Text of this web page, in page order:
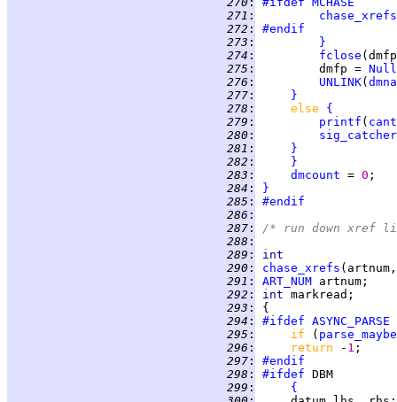
271 :
chase_xrefs
272 :
#endif
273 :
}
274 :
fclose
275 :
         dmfp =
276 : UNLINK(
277 :
}
278 : else {
279 : printf (
280 :
sig_catcher
281 :
}
282 :
}
283 : dmcount = 0
284 :
}
285 :
#endif
286 :
287 :
/* run down xref
288 :
289 :
int
290 :
chase_xrefs
291 : ART_NUM
292 : int
293 :
294 : #ifdef ASYNC_PARSE
295 : if ( parse_maybe
296 : return - 1
297 :
#endif
298 : #ifdef
299 :
{